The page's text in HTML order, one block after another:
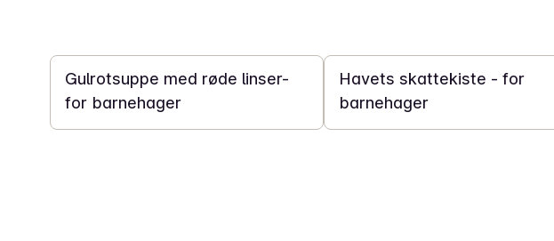
Gulrotsuppe med røde linser-
for barnehager
Havets skattekiste - for
barnehager